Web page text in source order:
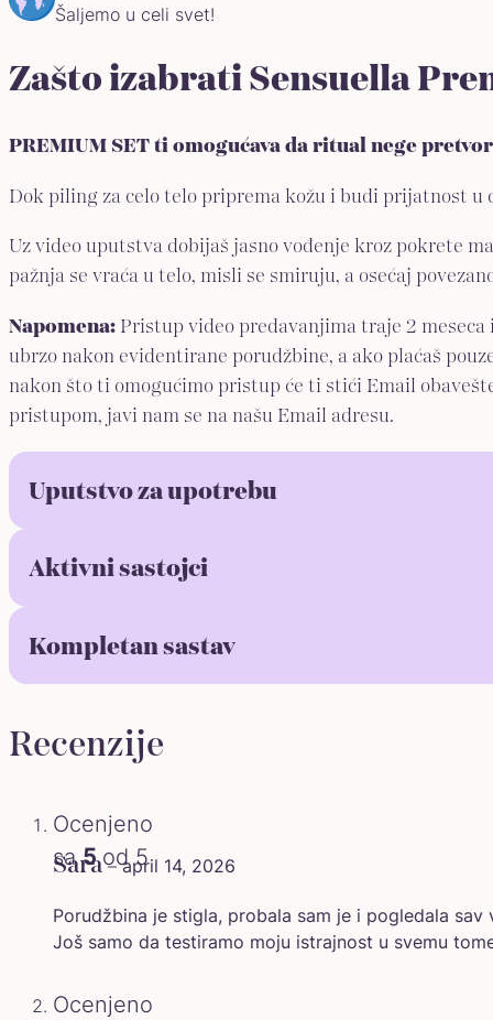
Šaljemo u celi svet!
Zašto izabrati Sensuella
PREMIUM SET ti omogućava da ritual nege
Dok piling za celo telo priprema kožu i budi prijatnost u
Uz video uputstva dobijaš jasno vođenje kroz pokrete
pažnja se vraća u telo, misli se smiruju, a osećaj
Napomena: Pristup video predavanjima traje 2
ubrzo nakon evidentirane porudžbine, a ako plaćaš
nakon što ti omogućimo pristup će ti stići Email
pristupom, javi nam se na našu Email adresu.
Uputstvo za upotrebu
Aktivni sastojci
Kompletan sastav
Recenzije
Ocenjeno
sa5od 5
Sara– april 14, 2026
Porudžbina je stigla, probala sam je i pogledala
Još samo da testiramo moju istrajnost u svemu
Ocenjeno